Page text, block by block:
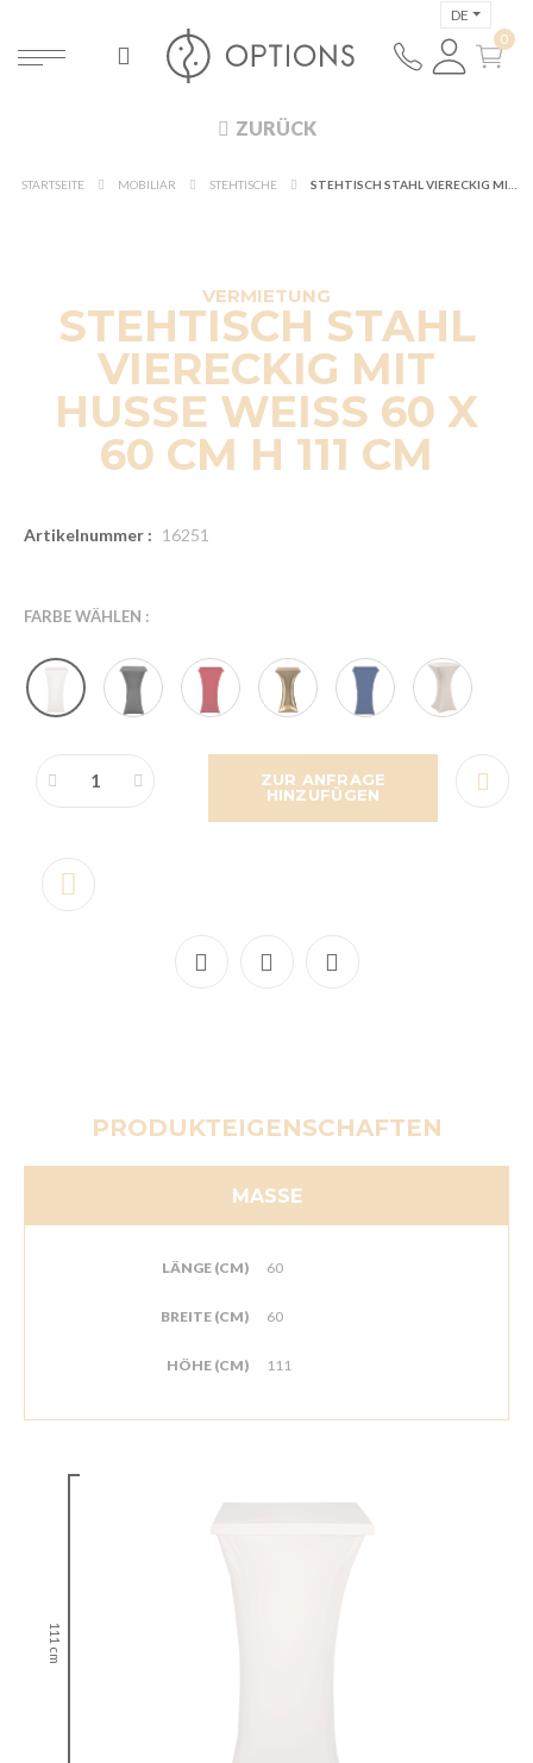
DE
ZURÜCK
STARTSEITE MOBILIAR STEHTISCHE
VERMIETUNG
STEHTISCH STAHL
VIERECKIG MIT
HUSSE WEISS 60 X
60 CM H 111 CM
Artikelnummer : 16251
FARBE WÄHLEN :
ZUR ANFRAGE
HINZUFÜGEN
PRODUKTEIGENSCHAFTEN
MASSE
LÄNGE (CM) 60
BREITE (CM) 60
HÖHE (CM) 111
111 cm